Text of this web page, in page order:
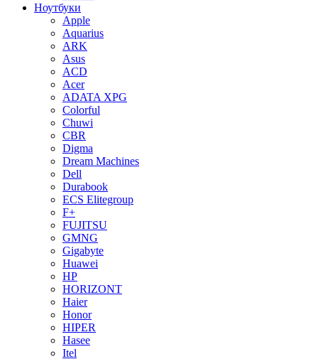
Ноутбуки
Apple
Aquarius
ARK
Asus
ACD
Acer
ADATA XPG
Colorful
Chuwi
CBR
Digma
Dream Machines
Dell
Durabook
ECS Elitegroup
F+
FUJITSU
GMNG
Gigabyte
Huawei
HP
HORIZONT
Haier
Honor
HIPER
Hasee
Itel